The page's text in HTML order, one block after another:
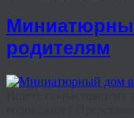
родителям